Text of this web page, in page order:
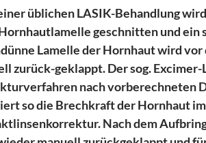
üblichen LASIK-Behandlung
geschnitten und
Lamelle der Hornhaut wird
zurück-geklappt. Der sog.
nach vorberechneten
so die Brechkraft der Hornhaut
Nach dem